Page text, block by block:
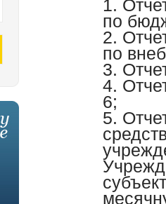
1.
по
2.
по
3.
4.
6;
5.